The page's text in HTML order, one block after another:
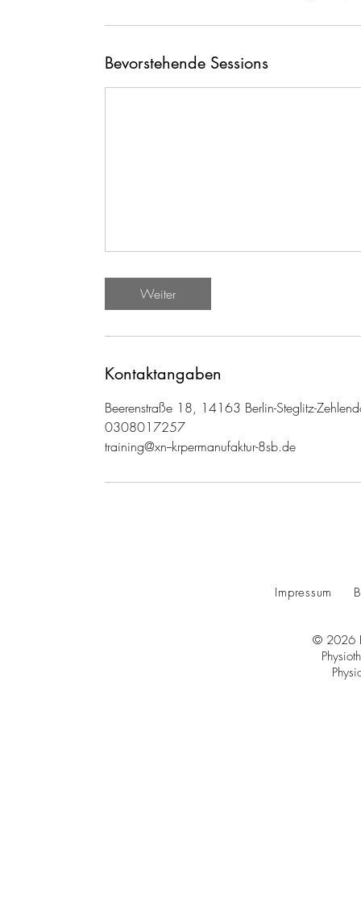
Bevorstehende Sessions
Weiter
Kontaktangaben
Beerenstraße 18, 14163 Berlin-Steglitz-
0308017257
training@xn--krpermanufaktur-8sb.de
Impressum
© 2026